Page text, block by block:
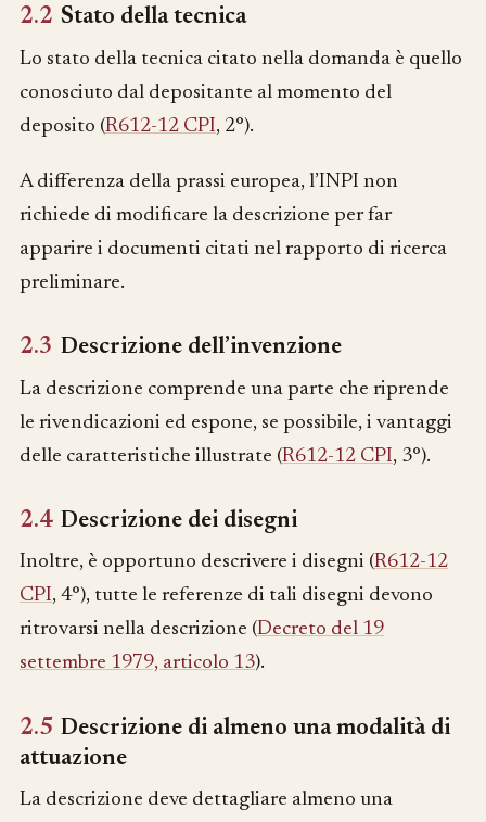
2.2 Stato della tecnica
Lo stato della tecnica citato nella domanda è quello
conosciuto dal depositante al momento del
deposito (R612-12 CPI, 2°).
A differenza della prassi europea, l’INPI non
richiede di modificare la descrizione per far
apparire i documenti citati nel rapporto di ricerca
preliminare.
2.3 Descrizione dell’invenzione
La descrizione comprende una parte che riprende
le rivendicazioni ed espone, se possibile, i vantaggi
delle caratteristiche illustrate (R612-12 CPI, 3°).
2.4 Descrizione dei disegni
Inoltre, è opportuno descrivere i disegni (R612-12
CPI, 4°), tutte le referenze di tali disegni devono
ritrovarsi nella descrizione (Decreto del 19
settembre 1979, articolo 13).
2.5 Descrizione di almeno una modalità di
attuazione
La descrizione deve dettagliare almeno una